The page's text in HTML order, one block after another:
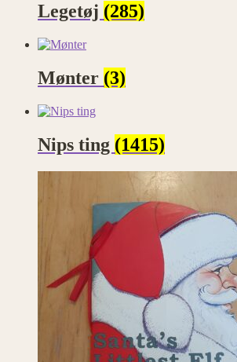
Legetøj (285)
Mønter (3)
Nips ting (1415)